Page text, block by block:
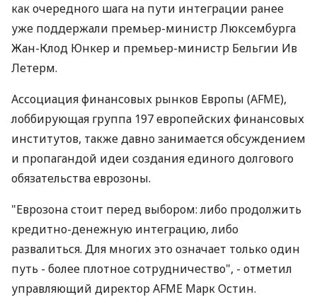
как очередного шага на пути интеграции ранее
уже поддержали премьер-министр Люксембурга
Жан-Клод Юнкер и премьер-министр Бельгии Ив
Летерм.
Ассоциация финансовых рынков Европы (AFME),
лоббирующая группа 197 европейских финансовых
институтов, также давно занимается обсуждением
и пропагандой идеи создания единого долгового
обязательства еврозоны.
"Еврозона стоит перед выбором: либо продолжить
кредитно-денежную интеграцию, либо
развалиться. Для многих это означает только один
путь - более плотное сотрудничество", - отметил
управляющий директор AFME Марк Остин.